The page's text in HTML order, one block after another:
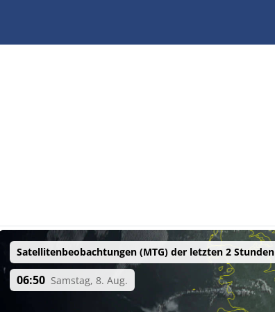
Satellitenbeobachtungen (MTG) der letzten 2 Stunden
06:50 Samstag, 8. Aug.